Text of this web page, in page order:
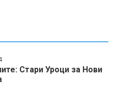
Стари Уроци за Нови